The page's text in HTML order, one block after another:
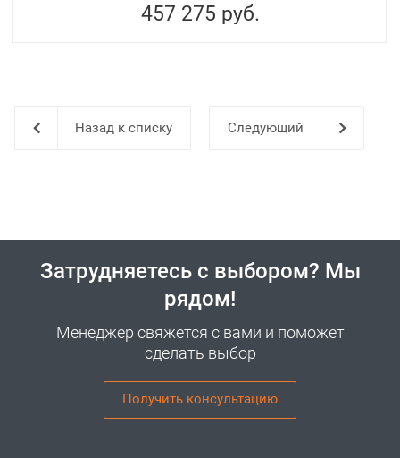
457 275 руб.
Назад к списку
Затрудняетесь с выбором? Мы
рядом!
Менеджер свяжется с вами и поможет
сделать выбор
Получить консультацию